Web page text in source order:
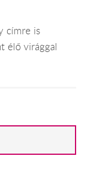
címre is
élő virággal